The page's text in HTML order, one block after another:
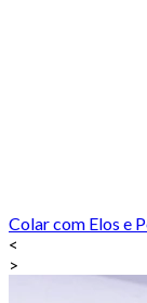
Colar com Elos e
<
>